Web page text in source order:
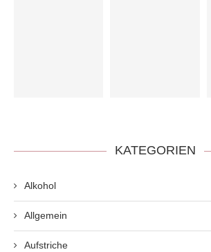
KATEGORIEN
Alkohol
Allgemein
Aufstriche